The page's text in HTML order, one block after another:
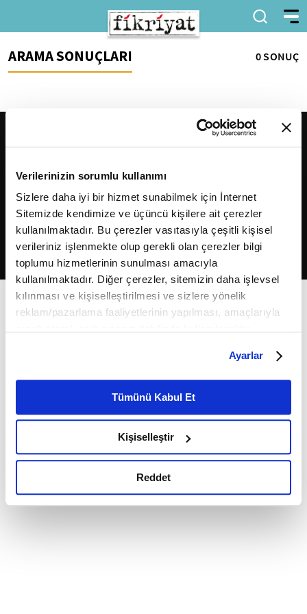
Verilerinizin sorumlu kullanımı
Sizlere daha iyi bir hizmet sunabilmek için İnternet
Sitemizde kendimize ve üçüncü kişilere ait çerezler
kullanılmaktadır. Bu çerezler vasıtasıyla çeşitli kişisel
verileriniz işlenmekte olup gerekli olan çerezler bilgi
toplumu hizmetlerinin sunulması amacıyla
kullanılmaktadır. Diğer çerezler, sitemizin daha işlevsel
kılınması ve kişiselleştirilmesi ve sizlere yönelik
reklam/pazarlama faaliyetlerinin yapılması, amaçlarıyla
belirleyebilirsiniz. Çerezlere ilişkin detaylı bilgi için
Ayarlar butonuna tıklayabilir,Çerez Bilgilendirme
Metnimizi ziyaret edebilirsiniz.
6698 sayılı Kişisel Verilerin Korunması Kanunu uyarınca
okumak ve sitemizi ziyaretiniz kapsamında
gerçekleştirilen veri işleme faaliyetleri ile ilgili daha
detaylı bilgi almak için lütfentıklayınız.
Ayarlar
Tümünü Kabul Et
Kişiselleştir
Reddet
ARAMA SONUÇLARI 0 SONUÇ
2026Fikriyat. Tüm hakları saklıdır.